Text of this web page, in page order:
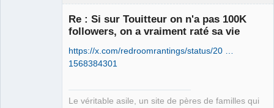
Re : Si sur Touitteur on n'a pas 100K
followers, on a vraiment raté sa vie
https://x.com/redroomrantings/status/20 …
1568384301
Le véritable asile, un site de pères de familles qui